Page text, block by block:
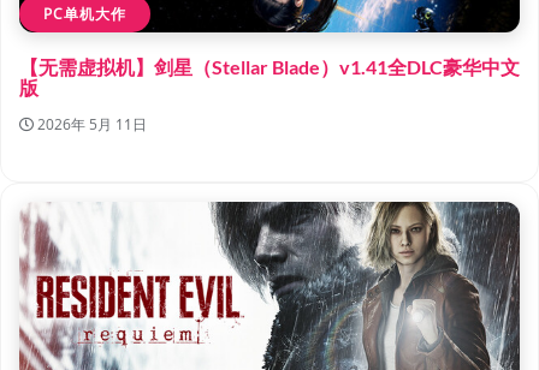
PC单机大作
【无需虚拟机】剑星（Stellar Blade）v1.41全DLC豪华中文
版
2026年 5月 11日